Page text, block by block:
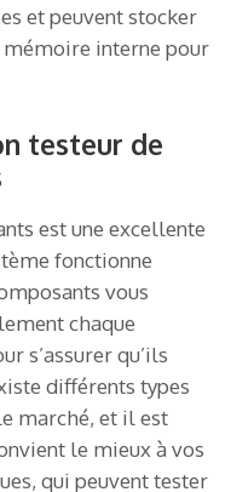
et peuvent stocker
mémoire interne pour
testeur de
est une excellente
fonctionne
vous
chaque
s’assurer qu’ils
différents types
marché, et il est
le mieux à vos
qui peuvent tester